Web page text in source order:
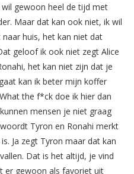
gewoon heel de tijd met
Maar dat kan ook niet, ik wil
huis, het kan niet dat
geloof ik ook niet zegt Alice
het kan niet zijn dat je
kan ik beter mijn koffer
the f*ck doe ik hier dan
mensen je niet graag
Tyron en Ronahi merkt
Ja zegt Tyron maar dat kan
Dat is het altijd, je vind
er gewoon als favoriet uit